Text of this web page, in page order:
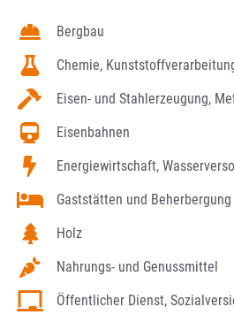
Bergbau
Chemie,
Eisen- und Stahlerzeugung,
Eisenbahnen
Energiewirtschaft,
Gaststätten und Beherbergung
Holz
Nahrungs- und Genussmittel
Öffentlicher Dienst,